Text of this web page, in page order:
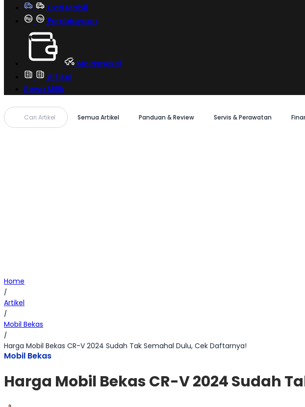
Cari Mobil
Pembiayaan
MoInspeksi
Artikel
Sewa Milik
Cari Artikel Semua Artikel Panduan & Review Servis & Perawatan
Home
/
Artikel
/
Mobil Bekas
/
Harga Mobil Bekas CR-V 2024 Sudah Tak Semahal Dulu, Cek Daftarnya!
Mobil Bekas
Harga Mobil Bekas CR-V 2024 Sudah